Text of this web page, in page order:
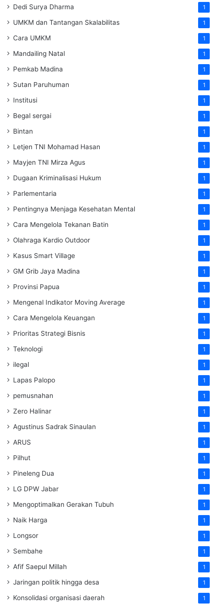
Dedi Surya Dharma 1
UMKM dan Tantangan Skalabilitas 1
Cara UMKM 1
Mandailing Natal 1
Pemkab Madina 1
Sutan Paruhuman 1
Institusi 1
Begal sergai 1
Bintan 1
Letjen TNI Mohamad Hasan 1
Mayjen TNI Mirza Agus 1
Dugaan Kriminalisasi Hukum 1
Parlementaria 1
Pentingnya Menjaga Kesehatan Mental 1
Cara Mengelola Tekanan Batin 1
Olahraga Kardio Outdoor 1
Kasus Smart Village 1
GM Grib Jaya Madina 1
Provinsi Papua 1
Mengenal Indikator Moving Average 1
Cara Mengelola Keuangan 1
Prioritas Strategi Bisnis 1
Teknologi 1
ilegal 1
Lapas Palopo 1
pemusnahan 1
Zero Halinar 1
Agustinus Sadrak Sinaulan 1
ARUS 1
Pilhut 1
Pineleng Dua 1
LG DPW Jabar 1
Mengoptimalkan Gerakan Tubuh 1
Naik Harga 1
Longsor 1
Sembahe 1
Afif Saepul Millah 1
Jaringan politik hingga desa 1
Konsolidasi organisasi daerah 1